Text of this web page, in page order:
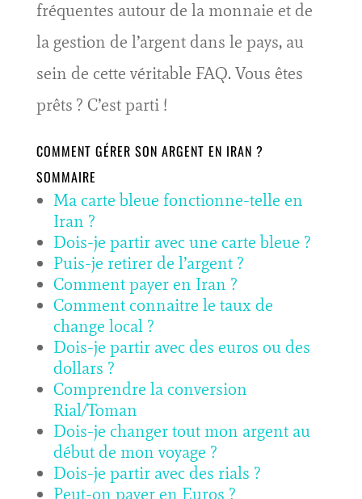
fréquentes autour de la monnaie et de
la gestion de l’argent dans le pays, au
sein de cette véritable FAQ. Vous êtes
prêts ? C’est parti !
COMMENT GÉRER SON ARGENT EN IRAN ?
SOMMAIRE
Ma carte bleue fonctionne-telle en
Iran ?
Dois-je partir avec une carte bleue ?
Puis-je retirer de l’argent ?
Comment payer en Iran ?
Comment connaitre le taux de
change local ?
Dois-je partir avec des euros ou des
dollars ?
Comprendre la conversion
Rial/Toman
Dois-je changer tout mon argent au
début de mon voyage ?
Dois-je partir avec des rials ?
Peut-on payer en Euros ?